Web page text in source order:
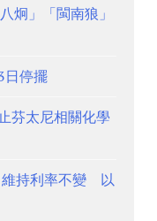
炯」「閩南狼」
日停擺
芬太尼相關化學
維持利率不變 以